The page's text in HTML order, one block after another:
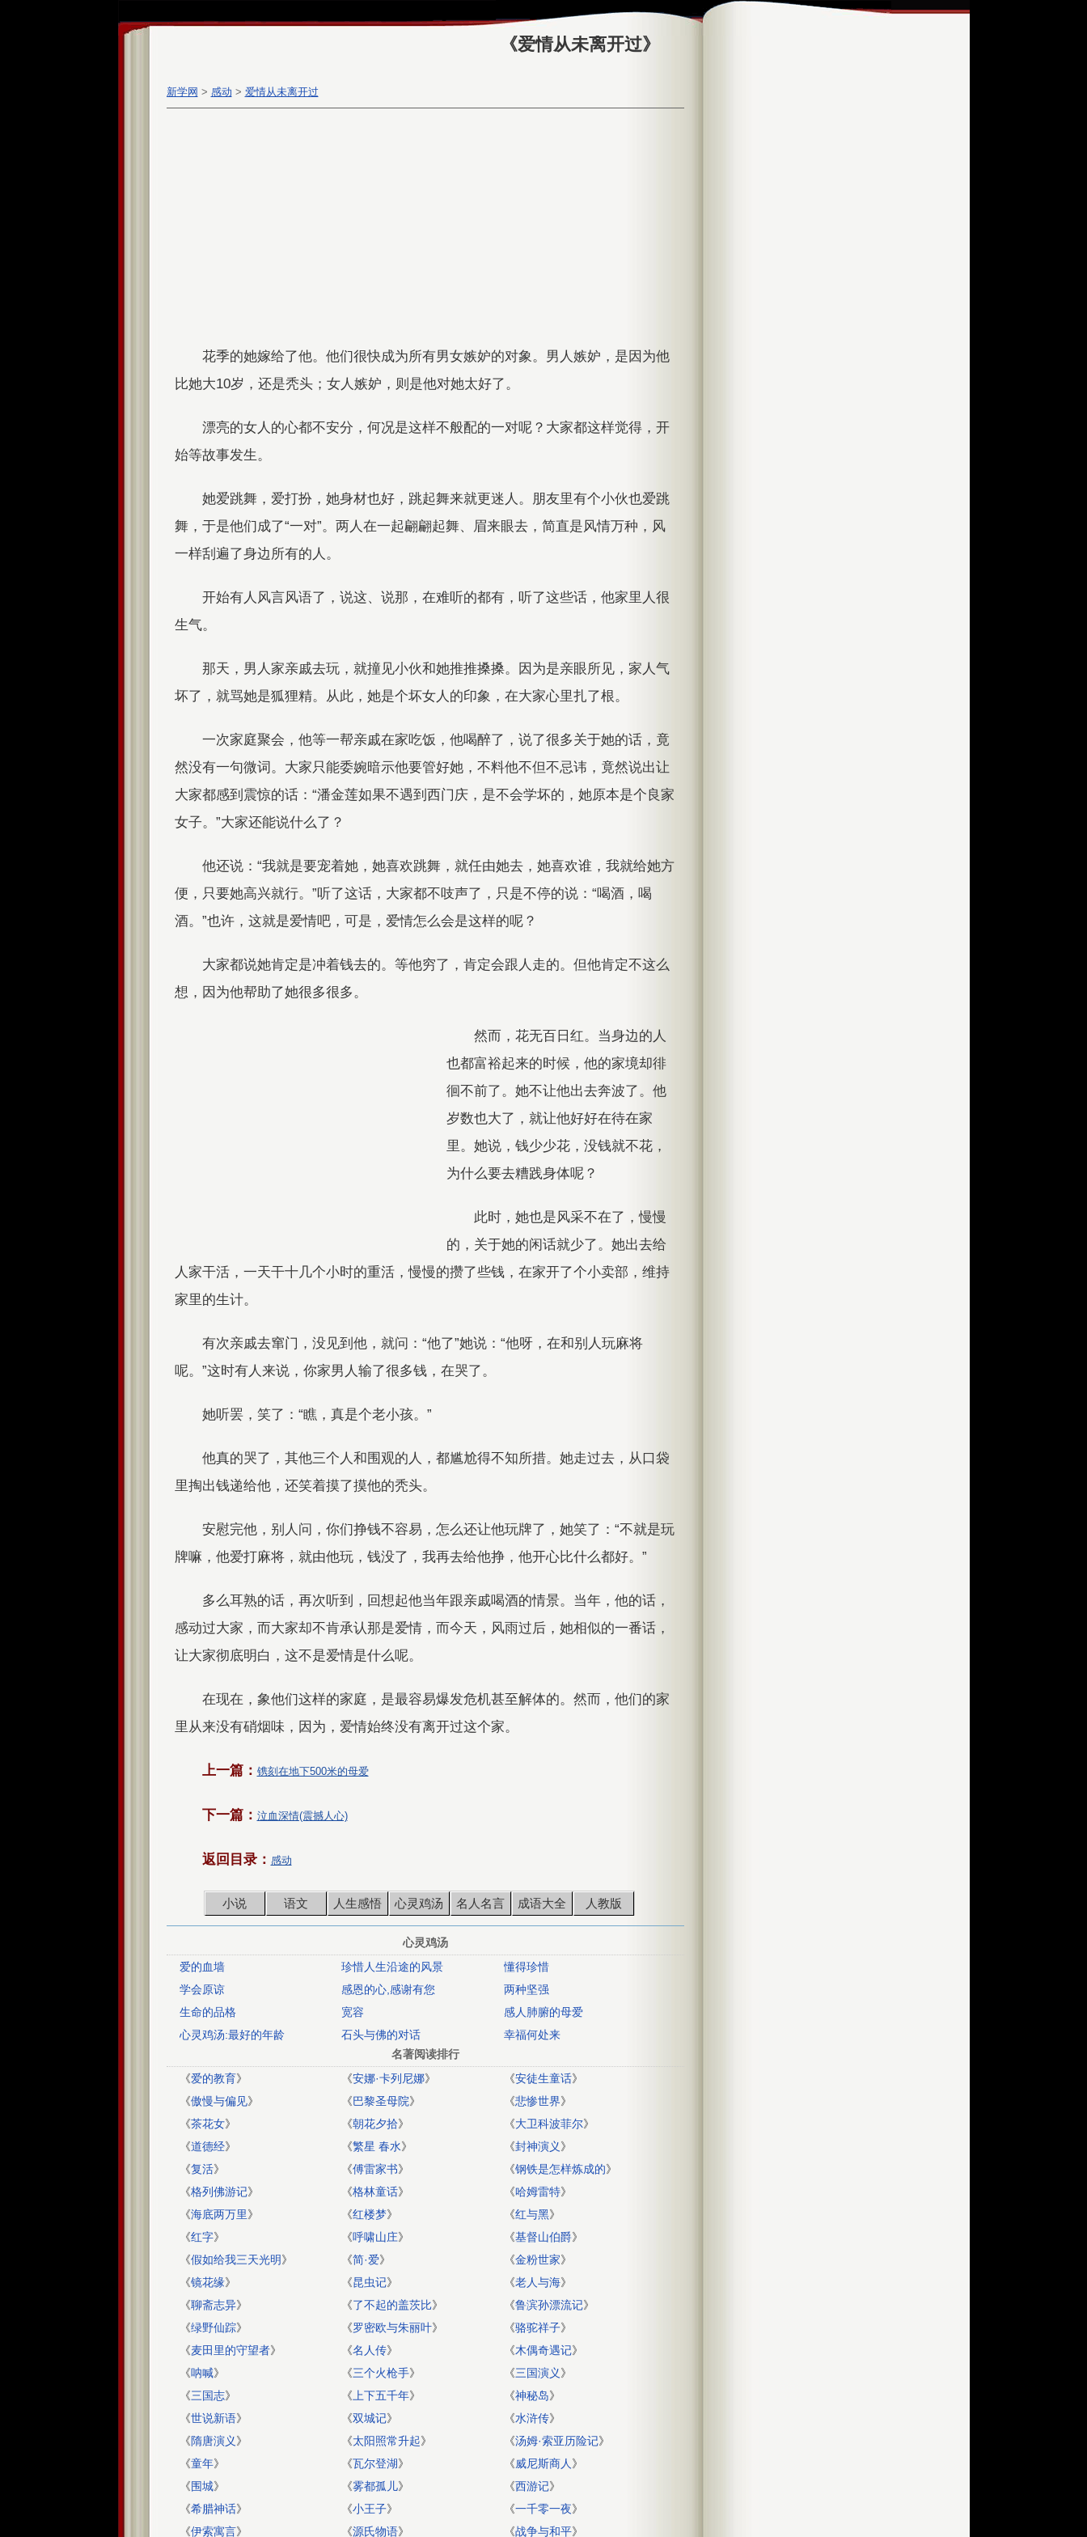
《爱情从未离开过》
新学网 > 感动 > 爱情从未离开过
花季的她嫁给了他。他们很快成为所有男女嫉妒的对象。男人嫉妒，是因为他
比她大10岁，还是秃头；女人嫉妒，则是他对她太好了。
漂亮的女人的心都不安分，何况是这样不般配的一对呢？大家都这样觉得，开
始等故事发生。
她爱跳舞，爱打扮，她身材也好，跳起舞来就更迷人。朋友里有个小伙也爱跳
舞，于是他们成了“一对”。两人在一起翩翩起舞、眉来眼去，简直是风情万种，风
一样刮遍了身边所有的人。
开始有人风言风语了，说这、说那，在难听的都有，听了这些话，他家里人很
生气。
那天，男人家亲戚去玩，就撞见小伙和她推推搡搡。因为是亲眼所见，家人气
坏了，就骂她是狐狸精。从此，她是个坏女人的印象，在大家心里扎了根。
一次家庭聚会，他等一帮亲戚在家吃饭，他喝醉了，说了很多关于她的话，竟
然没有一句微词。大家只能委婉暗示他要管好她，不料他不但不忌讳，竟然说出让
大家都感到震惊的话：“潘金莲如果不遇到西门庆，是不会学坏的，她原本是个良家
女子。”大家还能说什么了？
他还说：“我就是要宠着她，她喜欢跳舞，就任由她去，她喜欢谁，我就给她方
便，只要她高兴就行。”听了这话，大家都不吱声了，只是不停的说：“喝酒，喝
酒。”也许，这就是爱情吧，可是，爱情怎么会是这样的呢？
大家都说她肯定是冲着钱去的。等他穷了，肯定会跟人走的。但他肯定不这么
想，因为他帮助了她很多很多。
然而，花无百日红。当身边的人
也都富裕起来的时候，他的家境却徘
徊不前了。她不让他出去奔波了。他
岁数也大了，就让他好好在待在家
里。她说，钱少少花，没钱就不花，
为什么要去糟践身体呢？
此时，她也是风采不在了，慢慢
的，关于她的闲话就少了。她出去给
人家干活，一天干十几个小时的重活，慢慢的攒了些钱，在家开了个小卖部，维持
家里的生计。
有次亲戚去窜门，没见到他，就问：“他了”她说：“他呀，在和别人玩麻将
呢。”这时有人来说，你家男人输了很多钱，在哭了。
她听罢，笑了：“瞧，真是个老小孩。”
他真的哭了，其他三个人和围观的人，都尴尬得不知所措。她走过去，从口袋
里掏出钱递给他，还笑着摸了摸他的秃头。
安慰完他，别人问，你们挣钱不容易，怎么还让他玩牌了，她笑了：“不就是玩
牌嘛，他爱打麻将，就由他玩，钱没了，我再去给他挣，他开心比什么都好。”
多么耳熟的话，再次听到，回想起他当年跟亲戚喝酒的情景。当年，他的话，
感动过大家，而大家却不肯承认那是爱情，而今天，风雨过后，她相似的一番话，
让大家彻底明白，这不是爱情是什么呢。
在现在，象他们这样的家庭，是最容易爆发危机甚至解体的。然而，他们的家
里从来没有硝烟味，因为，爱情始终没有离开过这个家。
上一篇： 镌刻在地下500米的母爱
下一篇： 泣血深情(震撼人心)
返回目录： 感动
小说 语文 人生感悟 心灵鸡汤 名人名言 成语大全 人教版
心灵鸡汤
爱的血墙
珍惜人生沿途的风景
懂得珍惜
学会原谅
感恩的心,感谢有您
两种坚强
生命的品格
宽容
感人肺腑的母爱
心灵鸡汤:最好的年龄
石头与佛的对话
幸福何处来
名著阅读排行
《爱的教育》 《安娜·卡列尼娜》 《安徒生童话》
《傲慢与偏见》 《巴黎圣母院》 《悲惨世界》
《茶花女》 《朝花夕拾》 《大卫科波菲尔》
《道德经》 《繁星 春水》 《封神演义》
《复活》 《傅雷家书》 《钢铁是怎样炼成的》
《格列佛游记》 《格林童话》 《哈姆雷特》
《海底两万里》 《红楼梦》 《红与黑》
《红字》 《呼啸山庄》 《基督山伯爵》
《假如给我三天光明》 《简·爱》 《金粉世家》
《镜花缘》 《昆虫记》 《老人与海》
《聊斋志异》 《了不起的盖茨比》 《鲁滨孙漂流记》
《绿野仙踪》 《罗密欧与朱丽叶》 《骆驼祥子》
《麦田里的守望者》 《名人传》 《木偶奇遇记》
《呐喊》 《三个火枪手》 《三国演义》
《三国志》 《 上下五千年》 《神秘岛》
《世说新语》 《双城记》 《水浒传》
《隋唐演义》 《太阳照常升起》 《汤姆·索亚历险记》
《童年》 《瓦尔登湖》 《威尼斯商人 》
《围城》 《雾都孤儿》 《西游记》
《希腊神话》 《小王子》 《一千零一夜》
《伊索寓言》 《源氏物语》 《战争与和平》